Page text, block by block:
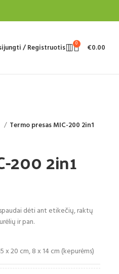
/ Registruotis 0 €0.00
Termo presas MIC-200 2in1
200 2in1
dėti ant etikečių, raktų
ir pan.
x 20 cm, 8 x 14 cm (kepurėms)